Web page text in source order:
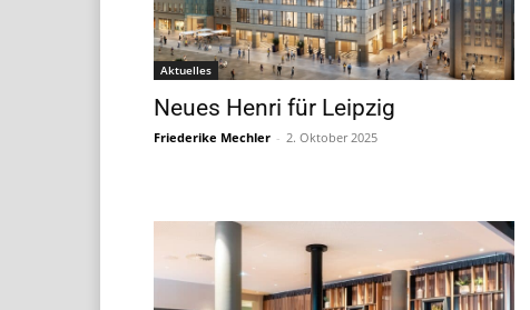
Aktuelles
Neues Henri für Leipzig
Friederike Mechler - 2. Oktober 2025